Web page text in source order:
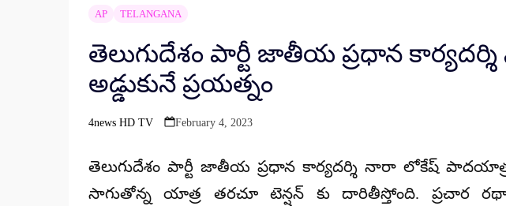
AP TELANGANA
తెలుగుదేశం పార్టీ జాతీయ ప్రధాన
అడ్డుకునే ప్రయత్నం
Posted
4news HD TV February 4, 2023
తెలుగుదేశం పార్టీ జాతీయ ప్రధాన కార్యదర్శి నారా లోకేష్
సాగుతోన్న యాత్ర తరచూ టెన్షన్ కు దారితీస్తోంది. ప్రచార